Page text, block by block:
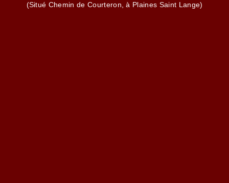
(Situé Chemin de Courteron, à Plaines Saint Lange)